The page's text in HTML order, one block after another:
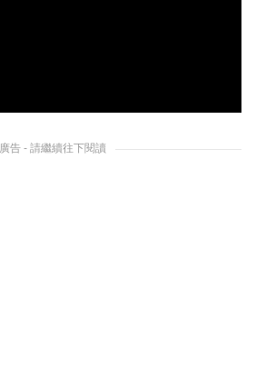
廣告 - 請繼續往下閱讀